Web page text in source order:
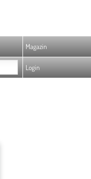
Magazin
Login